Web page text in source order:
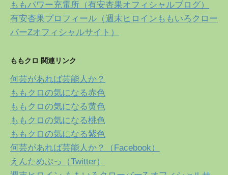
ももパワー充電所（有安杏果オフィシャルブログ）
有安杏果プロフィール（週末ヒロインももいろクロー
バーZオフィシャルサイト）
ももクロ 関連リンク
何芸があれば芸能人か？
ももクロの気になる赤色
ももクロの気になる黄色
ももクロの気になる桃色
ももクロの気になる紫色
何芸があれば芸能人か？（Facebook）
えんためぷっ（Twitter）